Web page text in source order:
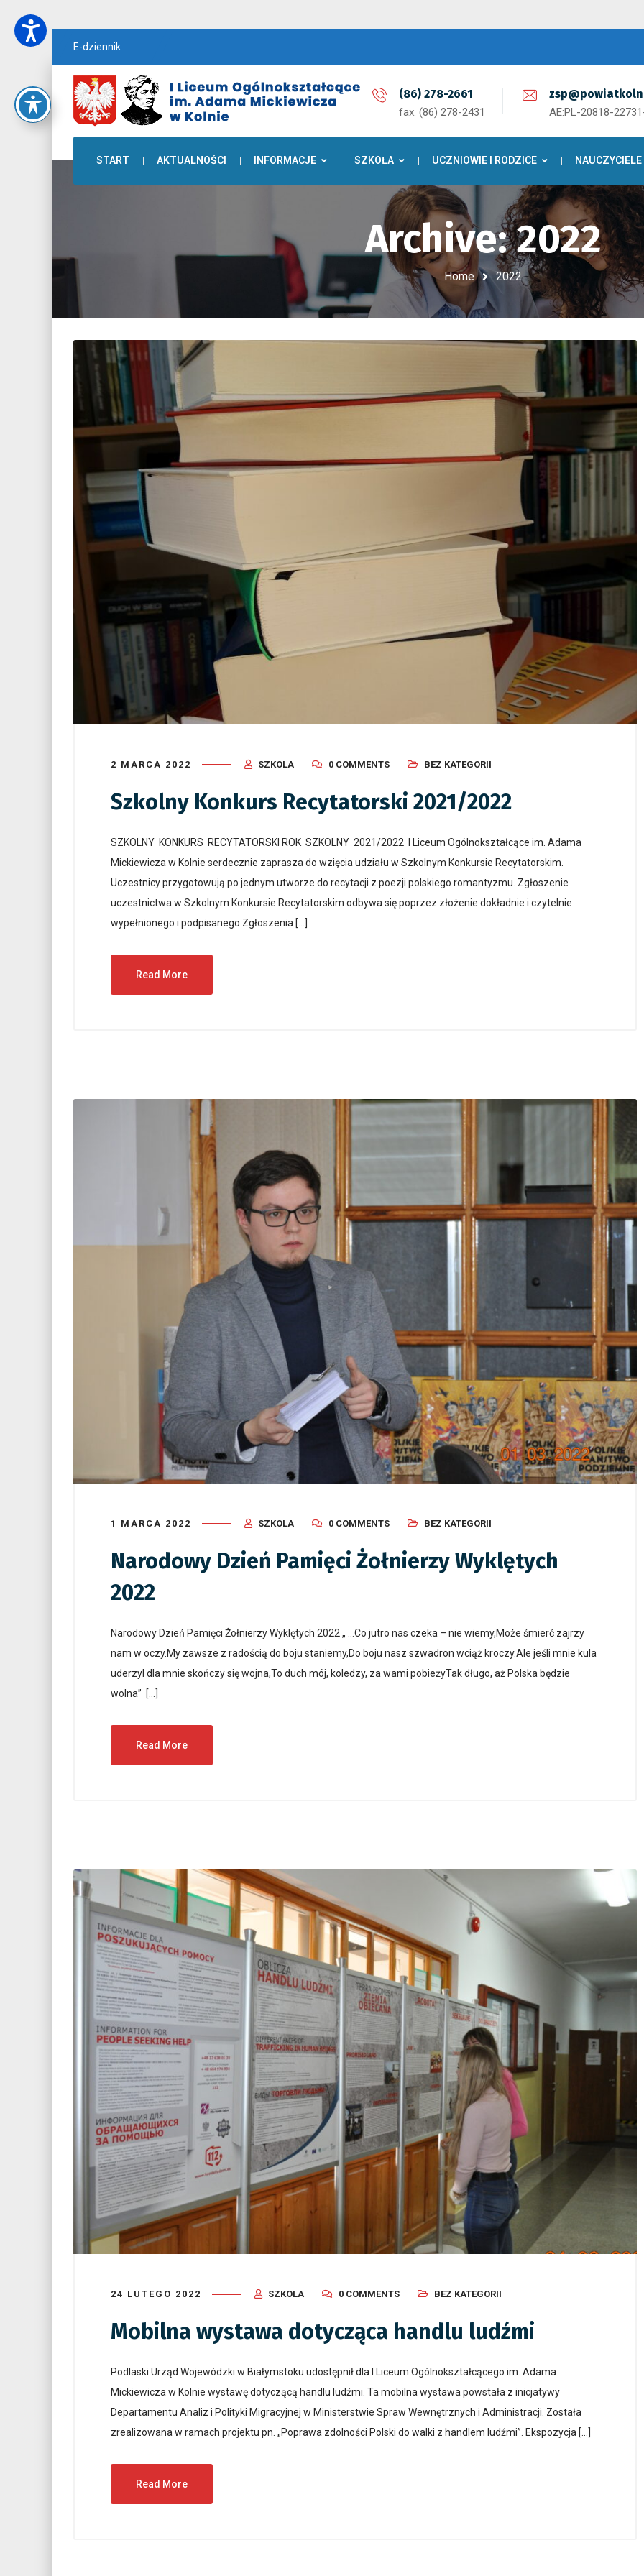
E-dziennik
(86) 278-2661
fax. (86) 278-2431 AE:PL-20818-
START AKTUALNOŚCI INFORMACJE SZKOŁA UCZNIOWIE I RODZICE NAUCZYCIELE
Archive: 2022
Home 2022
2 MARCA 2022 SZKOLA 0 COMMENTS BEZ KATEGORII
Szkolny Konkurs Recytatorski 2021/2022
SZKOLNY KONKURS RECYTATORSKI ROK SZKOLNY 2021/2022 I Liceum Ogólnokształcące im. Adama
Mickiewicza w Kolnie serdecznie zaprasza do wzięcia udziału w Szkolnym Konkursie Recytatorskim.
Uczestnicy przygotowują po jednym utworze do recytacji z poezji polskiego romantyzmu. Zgłoszenie
uczestnictwa w Szkolnym Konkursie Recytatorskim odbywa się poprzez złożenie dokładnie i czytelnie
wypełnionego i podpisanego Zgłoszenia […]
Read More
1 MARCA 2022 SZKOLA 0 COMMENTS BEZ KATEGORII
Narodowy Dzień Pamięci Żołnierzy Wyklętych
2022
Narodowy Dzień Pamięci Żołnierzy Wyklętych 2022 „ …Co jutro nas czeka – nie wiemy,Może śmierć zajrzy
nam w oczy.My zawsze z radością do boju staniemy,Do boju nasz szwadron wciąż kroczy.Ale jeśli mnie kula
uderzyI dla mnie skończy się wojna,To duch mój, koledzy, za wami pobieżyTak długo, aż Polska będzie
wolna” […]
Read More
24 LUTEGO 2022 SZKOLA 0 COMMENTS BEZ KATEGORII
Mobilna wystawa dotycząca handlu ludźmi
Podlaski Urząd Wojewódzki w Białymstoku udostępnił dla I Liceum Ogólnokształcącego im. Adama
Mickiewicza w Kolnie wystawę dotyczącą handlu ludźmi. Ta mobilna wystawa powstała z inicjatywy
Departamentu Analiz i Polityki Migracyjnej w Ministerstwie Spraw Wewnętrznych i Administracji. Została
zrealizowana w ramach projektu pn. „Poprawa zdolności Polski do walki z handlem ludźmi”. Ekspozycja […]
Read More
Bez kategorii
Zakończenie projektu „Im Netz
der Brieffreundschaften“
12 czerwca 2026
„Jak nie czytam, jak czytam” –
wspólne czytanie w I LO w Kolnie
Bez kategorii
Wycieczka szkolna do
Poczdamu, Poznania i